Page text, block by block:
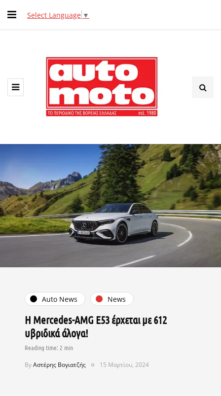
Select Language ▼
Auto News News
Η Mercedes-AMG E53 έρχεται με 612
υβριδικά άλογα!
ByΑστέρης Βογιατζής 15 Μαρτίου, 2024